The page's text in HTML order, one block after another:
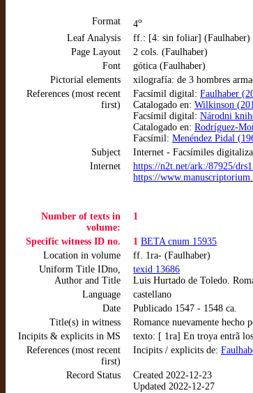
Format
4o
Leaf Analysis
ff.: [4: sin foliar] (Faulhaber)
Page Layout
2 cols. (Faulhaber)
Font
gótica (Faulhaber)
Pictorial elements
xilografía: de 3 hombres
References (most recent
first)
Facsímil digital: Faulhaber
Catalogado en: Wilkinson
Facsímil digital: Národni
Catalogado en: Rodríguez-
Facsímil: Menéndez Pidal
Subject
Internet - Facsímiles
Internet
https://n2t.net/ark:/87925/
https://
Number of texts in
volume:
1
Specific witness ID no. 1 BETA cnum 15935
Location in volume
ff. 1ra- (Faulhaber)
Uniform Title IDno,
Author and Title
texid 13686
Luis Hurtado de Toledo.
Language
castellano
Date
Publicado 1547 - 1548 ca.
Title(s) in witness
Romance nuevamente hecho
Incipits & explicits in MS
texto: [ 1ra] En troya entrã
References (most recent
first)
Incipits / explicits de:
Record Status
Created 2022-12-23
Updated 2022-12-27